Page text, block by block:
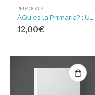
PEDAGOGÍA
ÀQu es la Primaria? : Una mirada crítica sobre la etapa básica del sistema educativo
12,00€